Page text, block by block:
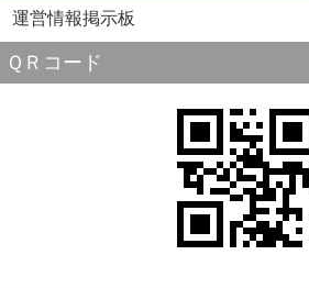
運営情報掲示板
ＱＲコード